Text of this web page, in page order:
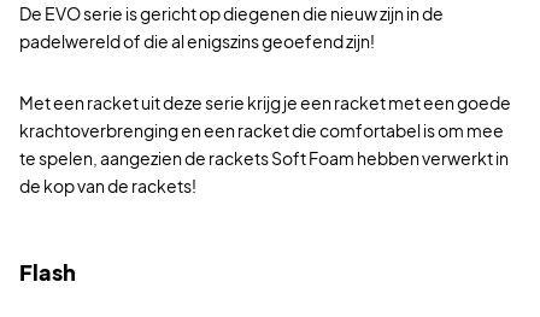
De EVO serie is gericht op diegenen die nieuw zijn in de
padelwereld of die al enigszins geoefend zijn!
Met een racket uit deze serie krijg je een racket met een goede
krachtoverbrenging en een racket die comfortabel is om mee
te spelen, aangezien de rackets Soft Foam hebben verwerkt in
de kop van de rackets!
Flash